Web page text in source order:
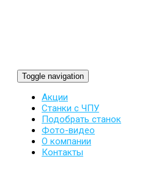
Toggle navigation
Акции
Станки с ЧПУ
Подобрать станок
Фото-видео
О компании
Контакты